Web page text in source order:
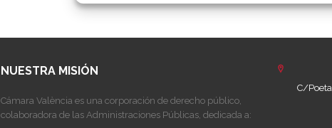
NUESTRA MISIÓN
Cámara València es una corporación de derecho público,
colaboradora de las Administraciones Públicas, dedicada a:
C/